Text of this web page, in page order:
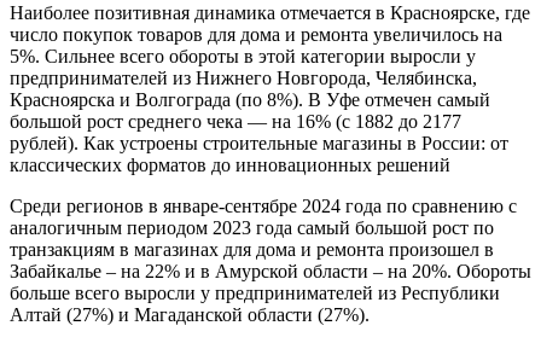
Наиболее позитивная динамика отмечается в Красноярске, где
число покупок товаров для дома и ремонта увеличилось на
5%. Сильнее всего обороты в этой категории выросли у
предпринимателей из Нижнего Новгорода, Челябинска,
Красноярска и Волгограда (по 8%). В Уфе отмечен самый
большой рост среднего чека — на 16% (с 1882 до 2177
рублей). Как устроены строительные магазины в России: от
классических форматов до инновационных решений
Среди регионов в январе-сентябре 2024 года по сравнению с
аналогичным периодом 2023 года самый большой рост по
транзакциям в магазинах для дома и ремонта произошел в
Забайкалье – на 22% и в Амурской области – на 20%. Обороты
больше всего выросли у предпринимателей из Республики
Алтай (27%) и Магаданской области (27%).